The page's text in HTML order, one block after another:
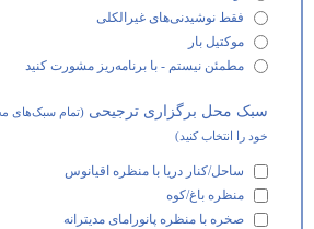
فقط نوشیدنی‌های غیرالکلی
موکتیل بار
مطمئن نیستم - با برنامه‌ریز مشورت کنید
سبک محل برگزاری ترجیحی(تمام سبک‌های
خود را انتخاب کنید)
ساحل/کنار دریا با منظره اقیانوس
منظره باغ/کوه
صخره با منظره پانورامای مدیترانه